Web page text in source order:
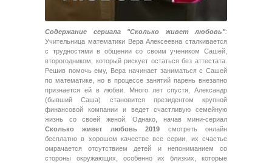
Содержание сериала "Сколько живет любовь":
Учительница математики Вера Алексеевна сталкивается
с трудностями в общении со своим учеником Сашей,
второгодником, который рискует остаться без аттестата.
Решив помочь ему, Вера начинает заниматься с Сашей
по математике, но в процессе занятий парень внезапно
признается ей в любви. Много лет спустя, Александр
(бывший Саша) становится президентом крупной
финансовой компании и ведет счастливую семейную
жизнь со своей женой. Однако, начав мини-сериал
Сколько живет любовь 2019 смотреть онлайн
бесплатно в хорошем качестве все серии, их счастье
омрачается отсутствием детей и непониманием со
стороны окружающих, особенно их близких, которые